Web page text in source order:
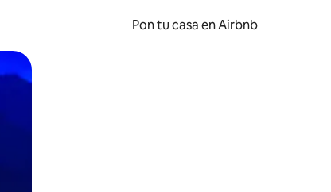
Pon tu casa en Airbnb